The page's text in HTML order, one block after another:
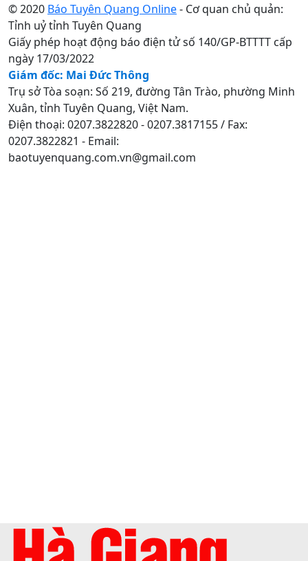
© 2020 Báo Tuyên Quang Online- Cơ quan chủ quản:
Tỉnh uỷ tỉnh Tuyên Quang
Giấy phép hoạt động báo điện tử số 140/GP-BTTTT cấp
ngày 17/03/2022
Giám đốc: Mai Đức Thông
Trụ sở Tòa soạn: Số 219, đường Tân Trào, phường Minh
Xuân, tỉnh Tuyên Quang, Việt Nam.
Điện thoại: 0207.3822820 - 0207.3817155 / Fax:
0207.3822821 - Email:
baotuyenquang.com.vn@gmail.com